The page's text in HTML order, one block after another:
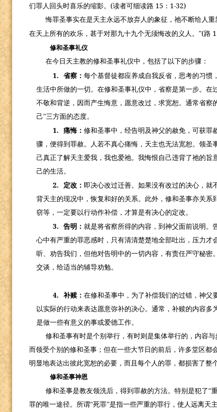
们罪人回头时喜乐的缩影。(读者可细读路 15 ： 1-32)
悔罪圣事实在是天主永远不放弃人的象征，祂不断给人
在天上所有的欢乐，甚于对那九十九个无须悔改的义人。”(路
修和圣事礼仪
在今日天主教的修和圣事礼仪中，包括了以下的步骤：
1. 省察： 每个基督徒都应养成自我反省，思考的习惯
生活中所做的一切。在修和圣事礼仪中，省察是第一步。
不敬和背逆，因而产生悔意，愿意改过，求宽恕。通常省察
己”三方面的态度。
1. 痛悔： 修和圣事中，经告明及神父的赦免，可获罪
骤，便得到罪赦。人若不真心痛悔，天主也无法宽恕。领
己真正了解天主爱我，我也爱祂。我悔恨自己违背了祂的
己的生活。
2. 定改： 即决心改过迁善。如果没有改过的决心，
背天主的现况中，恢复和好的关系。此外，修和圣事亦关
窃等，一定要以行动作补偿，才算是有决心的定改。
3. 告明： 就是将省察所得的内容，到神父面前说明。
心中有严重的罪恶感时，只有清清楚楚地全部吐出，压力才
听、劝告我们，但他对告明中的一切内容，有责任严守秘
交谈，给适当的辅导劝勉。
4. 补赎： 在修和圣事中，为了补偿我们的过错，神父
以实际的行动来表达愿意弥补的决心。通常，补赎的内容
是做一些有意义的事或爱德工作。
修和圣事有时是个别举行，有时则是集体举行的，内容
而领受个别的修和圣事；但在一些大节日的前后，许多堂区都
明显地表达出彼此宽恕的必要，而且每个人的罪，都损害了整
修和圣事神恩
修和圣事是教友领洗后，得到罪赦的方法。特别是犯了“
罪的唯一途径。所谓“死罪”是指一些严重的罪行，使人远离天